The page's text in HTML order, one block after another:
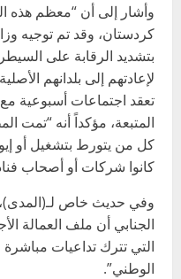
وأشار إلى أن “معظم هذه
كردستان، وقد تم توجيه
بتشديد الرقابة على
لإعادتهم إلى بلدانهم
تعقد اجتماعات أسبوعية مع
المتبعة، مؤكداً أنه “تمت
كل من يتورط بتشغيل أو
كانوا شركات أو أصحاب
وفي حديث خاص لـ(المدى)،
الجنابي أن ملف العمالة
التي تترك تداعيات
الوطني”.